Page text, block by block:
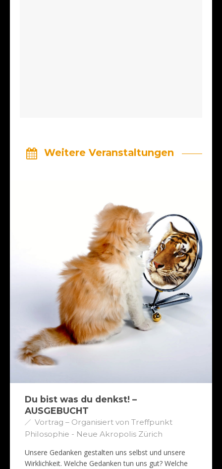
Weitere Veranstaltungen
Du bist was du denkst! –
AUSGEBUCHT
Vortrag – Organisiert von Treffpunkt
Philosophie - Neue Akropolis Zürich
Unsere Gedanken gestalten uns selbst und unsere
Wirklichkeit. Welche Gedanken tun uns gut? Welche